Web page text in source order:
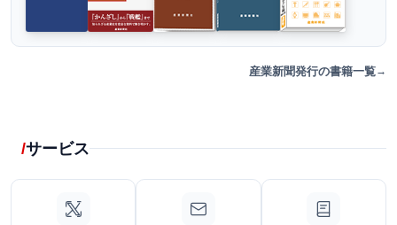
産業新聞発行の書籍一覧
サービス